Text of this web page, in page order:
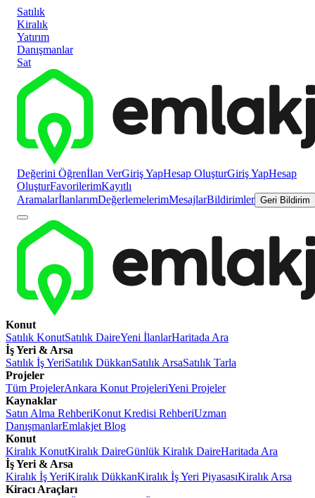
Satılık
Kiralık
Yatırım
Danışmanlar
Sat
Değerini Öğrenİlan VerGiriş YapHesap OluşturGiriş YapHesap
OluşturFavorilerimKayıtlı
AramalarİlanlarımDeğerlemelerimMesajlarBildirimler Geri Bildirim
Konut
Satılık KonutSatılık DaireYeni İlanlarHaritada Ara
İş Yeri & Arsa
Satılık İş YeriSatılık DükkanSatılık ArsaSatılık Tarla
Projeler
Tüm ProjelerAnkara Konut ProjeleriYeni Projeler
Kaynaklar
Satın Alma RehberiKonut Kredisi RehberiUzman
DanışmanlarEmlakjet Blog
Konut
Kiralık KonutKiralık DaireGünlük Kiralık DaireHaritada Ara
İş Yeri & Arsa
Kiralık İş YeriKiralık DükkanKiralık İş Yeri PiyasasıKiralık Arsa
Kiracı Araçları